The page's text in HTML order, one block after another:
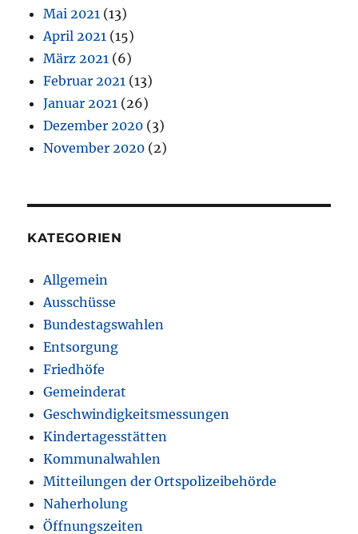
Mai 2021 (13)
April 2021 (15)
März 2021 (6)
Februar 2021 (13)
Januar 2021 (26)
Dezember 2020 (3)
November 2020 (2)
KATEGORIEN
Allgemein
Ausschüsse
Bundestagswahlen
Entsorgung
Friedhöfe
Gemeinderat
Geschwindigkeitsmessungen
Kindertagesstätten
Kommunalwahlen
Mitteilungen der Ortspolizeibehörde
Naherholung
Öffnungszeiten